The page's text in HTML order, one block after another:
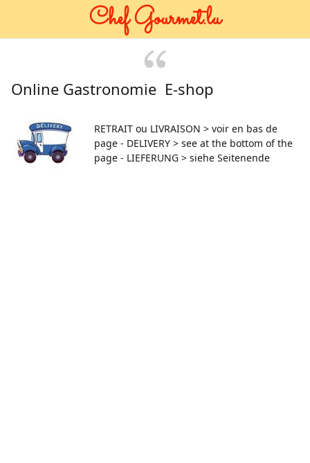
Chef Gourmet.lu
Online Gastronomie E-shop
RETRAIT ou LIVRAISON > voir en bas de
page - DELIVERY > see at the bottom of the
page - LIEFERUNG > siehe Seitenende